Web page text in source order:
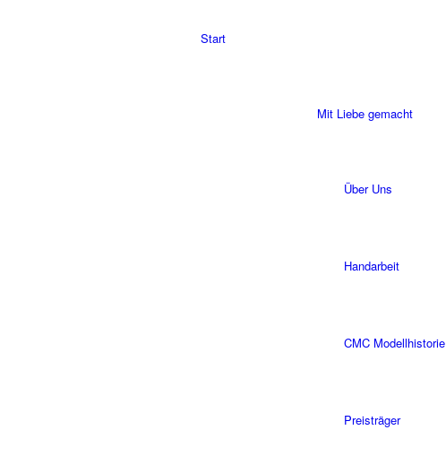
Start
Mit Liebe gemacht
Über Uns
Handarbeit
CMC Modellhistorie
Preisträger